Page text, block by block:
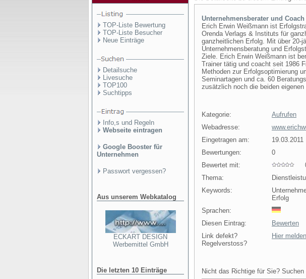
TOP-Liste Bewertung
TOP-Liste Besucher
Neue Einträge
Detailsuche
Livesuche
TOP100
Suchtipps
Info,s und Regeln
Webseite eintragen
Google Booster für
Unternehmen
Passwort vergessen?
Aus unserem Webkatalog
ECKART DESIGN
Werbemittel GmbH
Die letzten 10 Einträge
Unternehmensberater und
Erich Erwin Weißmann ist
Orenda Verlags & Instituts für
ganzheitlichen Erfolg. Mit über 20-
Unternehmensberatung und
Ziele. Erich Erwin Weißmann ist
Trainer tätig und coacht seit 1986
Methoden zur Erfolgsoptimierung
Seminartagen und ca. 60
zusätzlich noch die beiden
Kategorie:
Aufrufen
Webadresse:
Eingetragen am:
19.03.2011
Bewertungen:
0
Bewertet mit:
Thema:
Keywords:
Erfolg
Sprachen:
Diesen Eintrag:
Bewerten
Link defekt?
Regelverstoss?
Hier melden
Nicht das Richtige für Sie?